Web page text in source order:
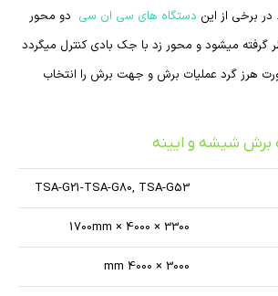
در برخی از این دستگاه های سی ان سی دو محور
گرفته میشود و محور زد با جک بادی کنترل میگردد
هرز گرد عملیات برش و جهت برش را انتخاب
شیشه و ایینه
TSA-G21-TSA-G80, TSA-G53
3300 × 4000 × 1700mm
3000 × 4000 mm